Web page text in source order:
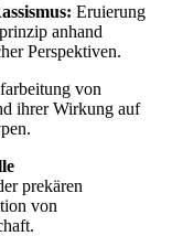
Eruierung
anhand
Perspektiven.
von
ihrer Wirkung auf
prekären
von